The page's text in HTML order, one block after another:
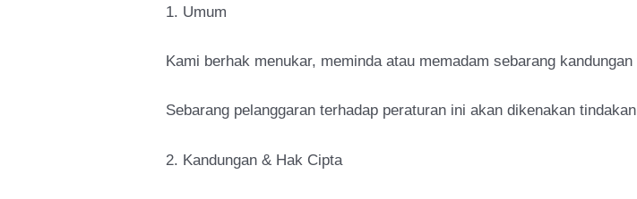
1. Umum
Kami berhak menukar, meminda atau memadam sebarang
Sebarang pelanggaran terhadap peraturan ini akan dikenakan
2. Kandungan & Hak Cipta